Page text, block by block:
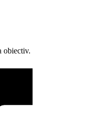
obiectiv.